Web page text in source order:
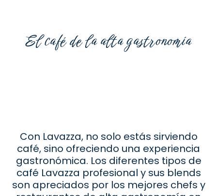
El café de la alta gastronomía
Con Lavazza, no solo estás sirviendo
café, sino ofreciendo una experiencia
gastronómica. Los diferentes tipos de
café Lavazza profesional y sus blends
son apreciados por los mejores chefs y